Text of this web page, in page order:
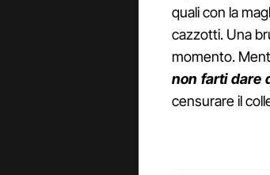
quali con la
cazzotti. Una
momento.
non farti dare
censurare il